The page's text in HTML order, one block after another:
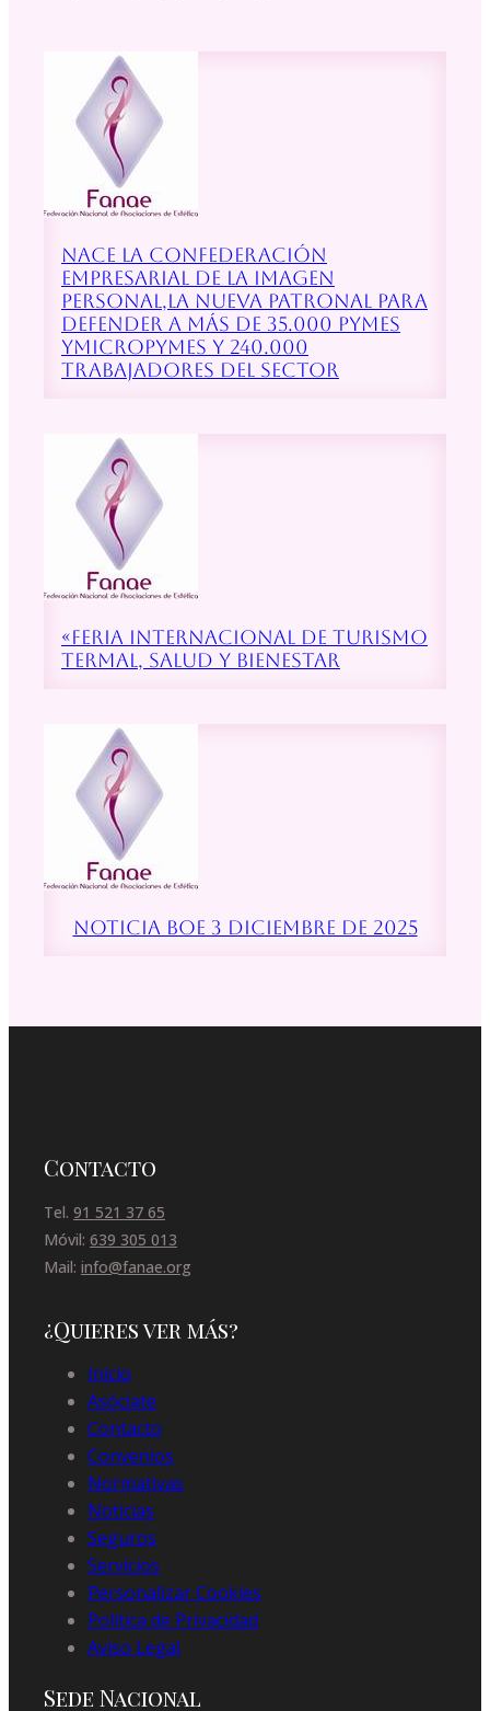
NACE LA CONFEDERACIÓN
EMPRESARIAL DE LA IMAGEN
PERSONAL,LA NUEVA PATRONAL PARA
DEFENDER A MÁS DE 35.000 PYMES
YMICROPYMES Y 240.000
TRABAJADORES DEL SECTOR
«FERIA INTERNACIONAL DE TURISMO
TERMAL, SALUD Y BIENESTAR
NOTICIA BOE 3 Diciembre de 2025
Contacto
Tel. 91 521 37 65
Móvil: 639 305 013
Mail: info@fanae.org
¿Quieres ver más?
Inicio
Asóciate
Contacto
Convenios
Normativas
Noticias
Seguros
Servicios
Personalizar Cookies
Política de Privacidad
Aviso Legal
Sede Nacional